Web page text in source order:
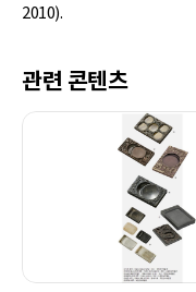
2010).
관련 콘텐츠